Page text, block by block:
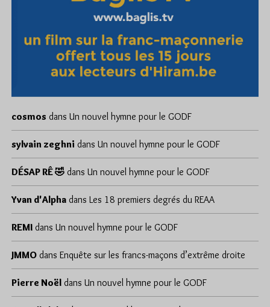
cosmos dans Un nouvel hymne pour le GODF
sylvain zeghni dans Un nouvel hymne pour le GODF
DÉSAP RÊ 🤣 dans Un nouvel hymne pour le GODF
Yvan d'Alpha dans Les 18 premiers degrés du REAA
REMI dans Un nouvel hymne pour le GODF
JMMO dans Enquête sur les francs-maçons d’extrême droite
Pierre Noël dans Un nouvel hymne pour le GODF